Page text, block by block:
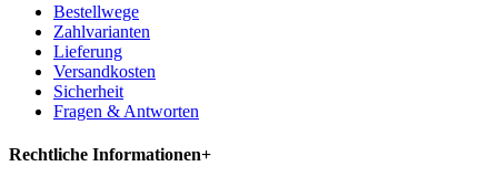
Bestellwege
Zahlvarianten
Lieferung
Versandkosten
Sicherheit
Fragen & Antworten
Rechtliche Informationen+